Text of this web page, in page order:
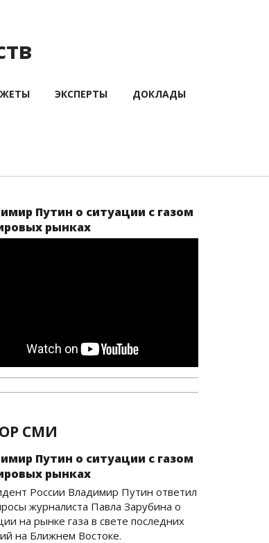
ЭКСПЕРТЫ ДОКЛАДЫ
Путин о ситуации с газом
рынках
СМИ
Путин о ситуации с газом
рынках
России Владимир Путин ответил
журналиста Павла Зарубина о
на рынке газа в свете последних
на Ближнем Востоке.